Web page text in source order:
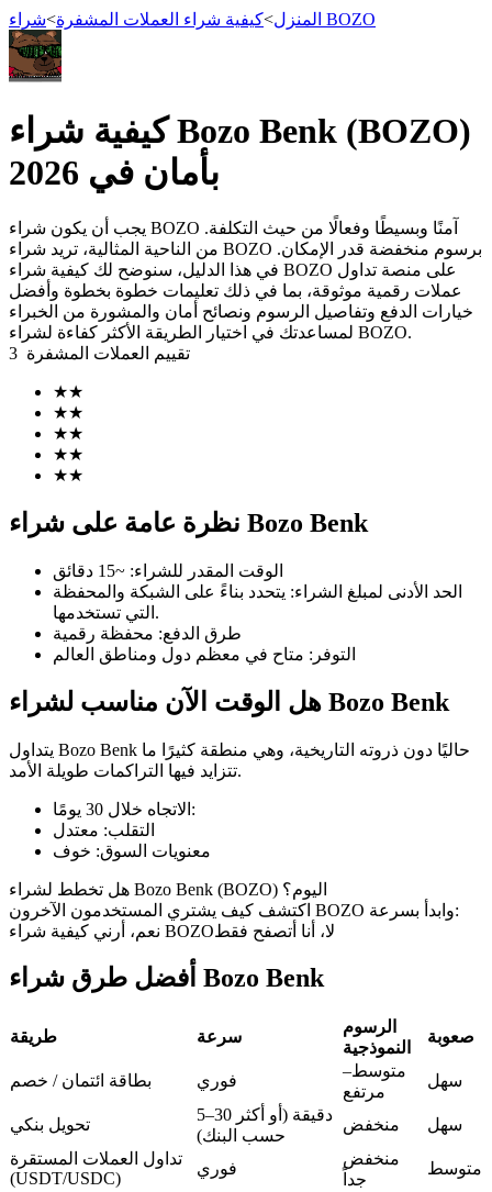
العقود الآجلة
العقود الآجلة USDT
العقود الآجلة لـ COIN-M
العقود الآجلة للعملات المشفرة
TradFi
مشتقات الأسهم والعملات الأجنبية والمعادن الثمينة والسلع
العقود الآجلة USDC
المنزل>كيفية شراء العملات المشفرة> شراء BOZO
كيفية شراء Bozo Benk (BOZO)
بأمان في 2026
يجب أن يكون شراء BOZO آمنًا وبسيطًا وفعالًا من حيث التكلفة.
من الناحية المثالية، تريد شراء BOZO برسوم منخفضة قدر الإمكان.
في هذا الدليل، سنوضح لك كيفية شراء BOZO على منصة تداول
عملات رقمية موثوقة، بما في ذلك تعليمات خطوة بخطوة وأفضل
خيارات الدفع وتفاصيل الرسوم ونصائح أمان والمشورة من الخبراء
لمساعدتك في اختيار الطريقة الأكثر كفاءة لشراء BOZO.
تقييم العملات المشفرة 3
★★
★★
★★
★★
★★
نظرة عامة على شراء Bozo Benk
الوقت المقدر للشراء: ~15 دقائق
الحد الأدنى لمبلغ الشراء: يتحدد بناءً على الشبكة والمحفظة
التي تستخدمها.
طرق الدفع: محفظة رقمية
التوفر : متاح في معظم دول ومناطق العالم
هل الوقت الآن مناسب لشراء Bozo Benk
يتداول Bozo Benk حاليًا دون ذروته التاريخية، وهي منطقة كثيرًا ما
تتزايد فيها التراكمات طويلة الأمد.
الاتجاه خلال 30 يومًا :
التقلب: معتدل
معنويات السوق: خوف
هل تخطط لشراء Bozo Benk (BOZO) اليوم؟
اكتشف كيف يشتري المستخدمون الآخرون BOZO وابدأ بسرعة:
نعم، أرني كيفية شراء BOZOلا، أنا أتصفح فقط
أفضل طرق شراء Bozo Benk
طريقة سرعة
الرسوم
النموذجية
صعوبة
بطاقة ائتمان / خصم فوري
متوسط–
مرتفع
سهل
تحويل بنكي
5–30 دقيقة (أو أكثر
حسب البنك)
منخفض
سهل
تداول العملات المستقرة
(USDT/USDC)
فوري
منخفض
جداً
متوسط